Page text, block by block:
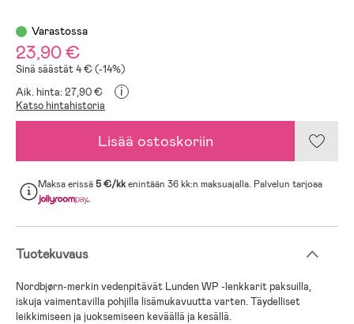
Varastossa
23,90 €
Sinä säästät 4 € (-14%)
Aik. hinta: 27,90 €
i
Katso hintahistoria
Lisää ostoskoriin
Maksa erissä5 €/kkenintään 36 kk:n maksuajalla. Palvelun tarjoaa
.
Tuotekuvaus
Nordbjørn-merkin vedenpitävät Lunden WP -lenkkarit paksuilla,
iskuja vaimentavilla pohjilla lisämukavuutta varten. Täydelliset
leikkimiseen ja juoksemiseen keväällä ja kesällä.